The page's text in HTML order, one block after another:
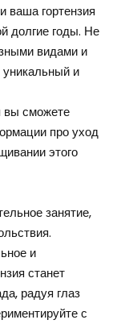
ваша гортензия
долгие годы. Не
видами и
уникальный и
сможете
про уход
этого
занятие,
и
станет
радуя глаз
с